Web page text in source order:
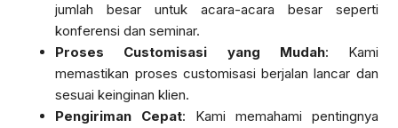
jumlah besar untuk acara-acara besar seperti
konferensi dan seminar.
Proses Customisasi yang Mudah: Kami
memastikan proses customisasi berjalan lancar dan
sesuai keinginan klien.
Pengiriman Cepat: Kami memahami pentingnya